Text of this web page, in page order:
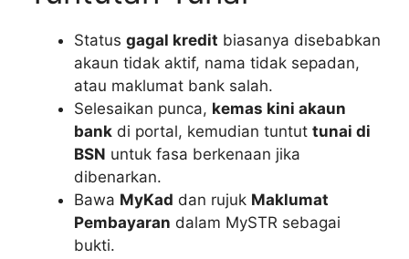
Status gagal kredit biasanya disebabkan
akaun tidak aktif, nama tidak sepadan,
atau maklumat bank salah.
Selesaikan punca, kemas kini akaun
bank di portal, kemudian tuntut tunai di
BSN untuk fasa berkenaan jika
dibenarkan.
Bawa MyKad dan rujuk Maklumat
Pembayaran dalam MySTR sebagai
bukti.